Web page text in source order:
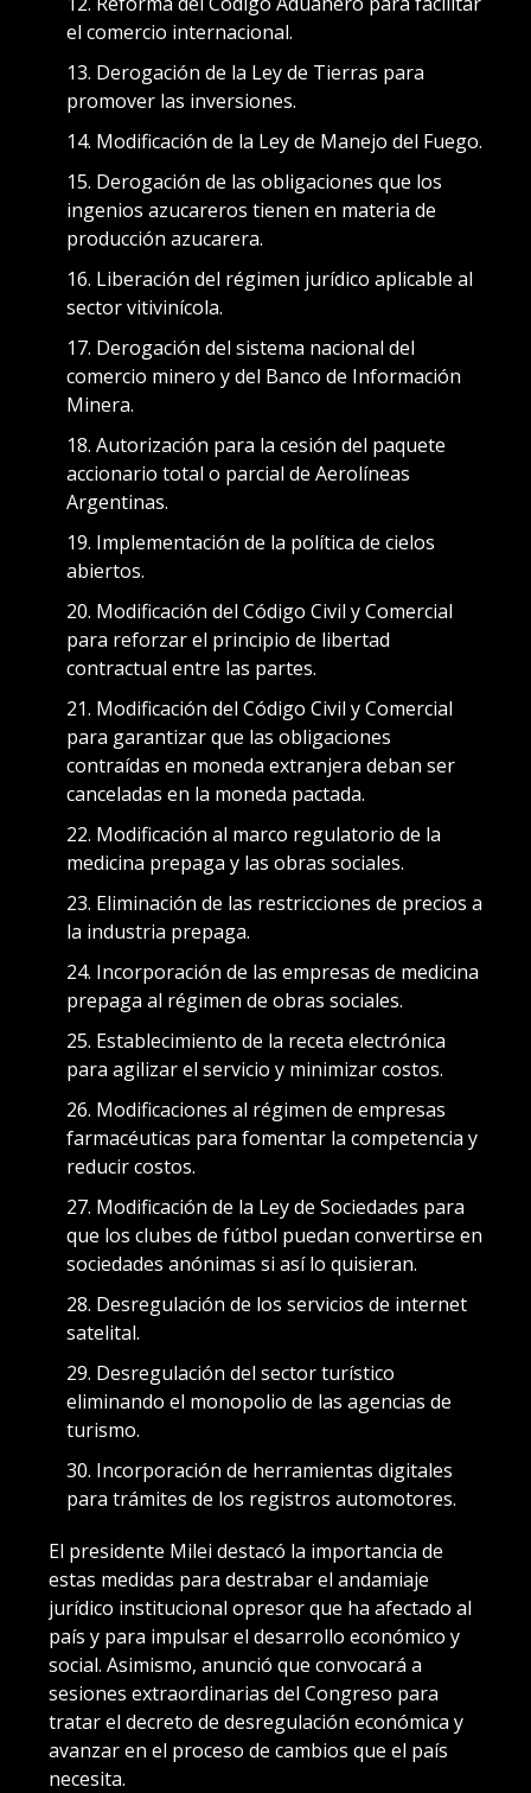
el comercio internacional.
Derogación de la Ley de Tierras para
promover las inversiones.
Modificación de la Ley de Manejo del Fuego.
Derogación de las obligaciones que los
ingenios azucareros tienen en materia de
producción azucarera.
Liberación del régimen jurídico aplicable al
sector vitivinícola.
Derogación del sistema nacional del
comercio minero y del Banco de Información
Minera.
Autorización para la cesión del paquete
accionario total o parcial de Aerolíneas
Argentinas.
Implementación de la política de cielos
abiertos.
Modificación del Código Civil y Comercial
para reforzar el principio de libertad
contractual entre las partes.
Modificación del Código Civil y Comercial
para garantizar que las obligaciones
contraídas en moneda extranjera deban ser
canceladas en la moneda pactada.
Modificación al marco regulatorio de la
medicina prepaga y las obras sociales.
Eliminación de las restricciones de precios a
la industria prepaga.
Incorporación de las empresas de medicina
prepaga al régimen de obras sociales.
Establecimiento de la receta electrónica
para agilizar el servicio y minimizar costos.
Modificaciones al régimen de empresas
farmacéuticas para fomentar la competencia y
reducir costos.
Modificación de la Ley de Sociedades para
que los clubes de fútbol puedan convertirse en
sociedades anónimas si así lo quisieran.
Desregulación de los servicios de internet
satelital.
Desregulación del sector turístico
eliminando el monopolio de las agencias de
turismo.
Incorporación de herramientas digitales
para trámites de los registros automotores.
El presidente Milei destacó la importancia de
estas medidas para destrabar el andamiaje
jurídico institucional opresor que ha afectado al
país y para impulsar el desarrollo económico y
social. Asimismo, anunció que convocará a
sesiones extraordinarias del Congreso para
tratar el decreto de desregulación económica y
avanzar en el proceso de cambios que el país
necesita.